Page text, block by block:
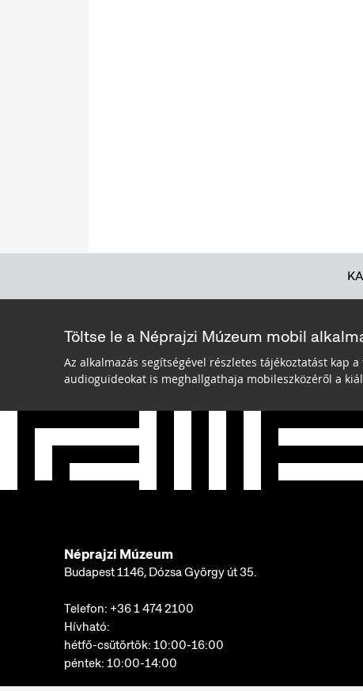
Töltse le a Néprajzi Múzeum mobil
Az alkalmazás segítségével részletes tájékoztatást kap
audioguideokat is meghallgathaja mobileszközéről a
Néprajzi Múzeum
Budapest 1146, Dózsa György út 35.
Telefon: +36 1 474 2100
Hívható:
hétfő-csütörtök: 10:00-16:00
péntek: 10:00-14:00